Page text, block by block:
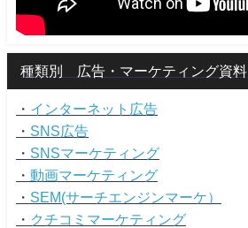
種類別 広告・マーケティング資料
・ インターネット広告
・ SNS広告
・ SNSマーケティング
・ 動画マーケティング
・ SEM(サーチエンジンマーケ）
・ クチコミマーケティング